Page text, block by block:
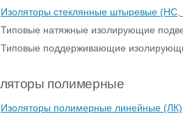
Изоляторы стеклянные штыревые
Типовые натяжные изолирующие
Типовые поддерживающие
полимерные
Изоляторы полимерные линейные (ЛК)